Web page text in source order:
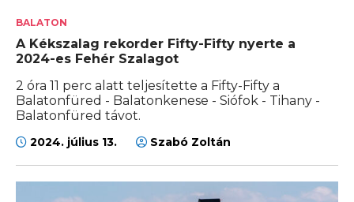
BALATON
A Kékszalag rekorder Fifty-Fifty nyerte a
2024-es Fehér Szalagot
2 óra 11 perc alatt teljesítette a Fifty-Fifty a
Balatonfüred - Balatonkenese - Siófok - Tihany -
Balatonfüred távot.
2024. július 13. Szabó Zoltán